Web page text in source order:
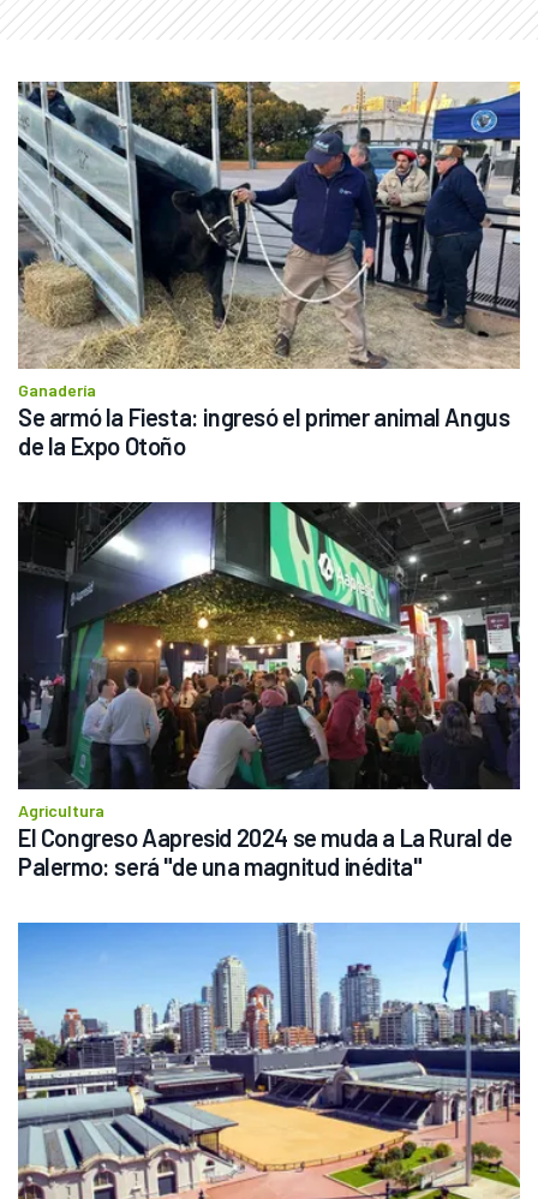
Ganadería
Se armó la Fiesta: ingresó el primer animal Angus
de la Expo Otoño
Agricultura
El Congreso Aapresid 2024 se muda a La Rural de
Palermo: será "de una magnitud inédita"